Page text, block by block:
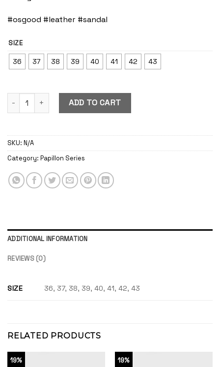
#osgood #leather #sandal
SIZE
36 37 38 39 40 41 42 43
Papillon Beige quantityADD TO CART
SKU: N/A
Category: Papillon Series
ADDITIONAL INFORMATION
REVIEWS (0)
SIZE 36, 37, 38, 39, 40, 41, 42, 43
RELATED PRODUCTS
19% 19%